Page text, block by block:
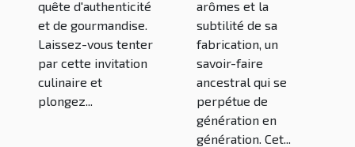
quête d'authenticité
et de gourmandise.
Laissez-vous tenter
par cette invitation
culinaire et
plongez...
arômes et la
subtilité de sa
fabrication, un
savoir-faire
ancestral qui se
perpétue de
génération en
génération. Cet...